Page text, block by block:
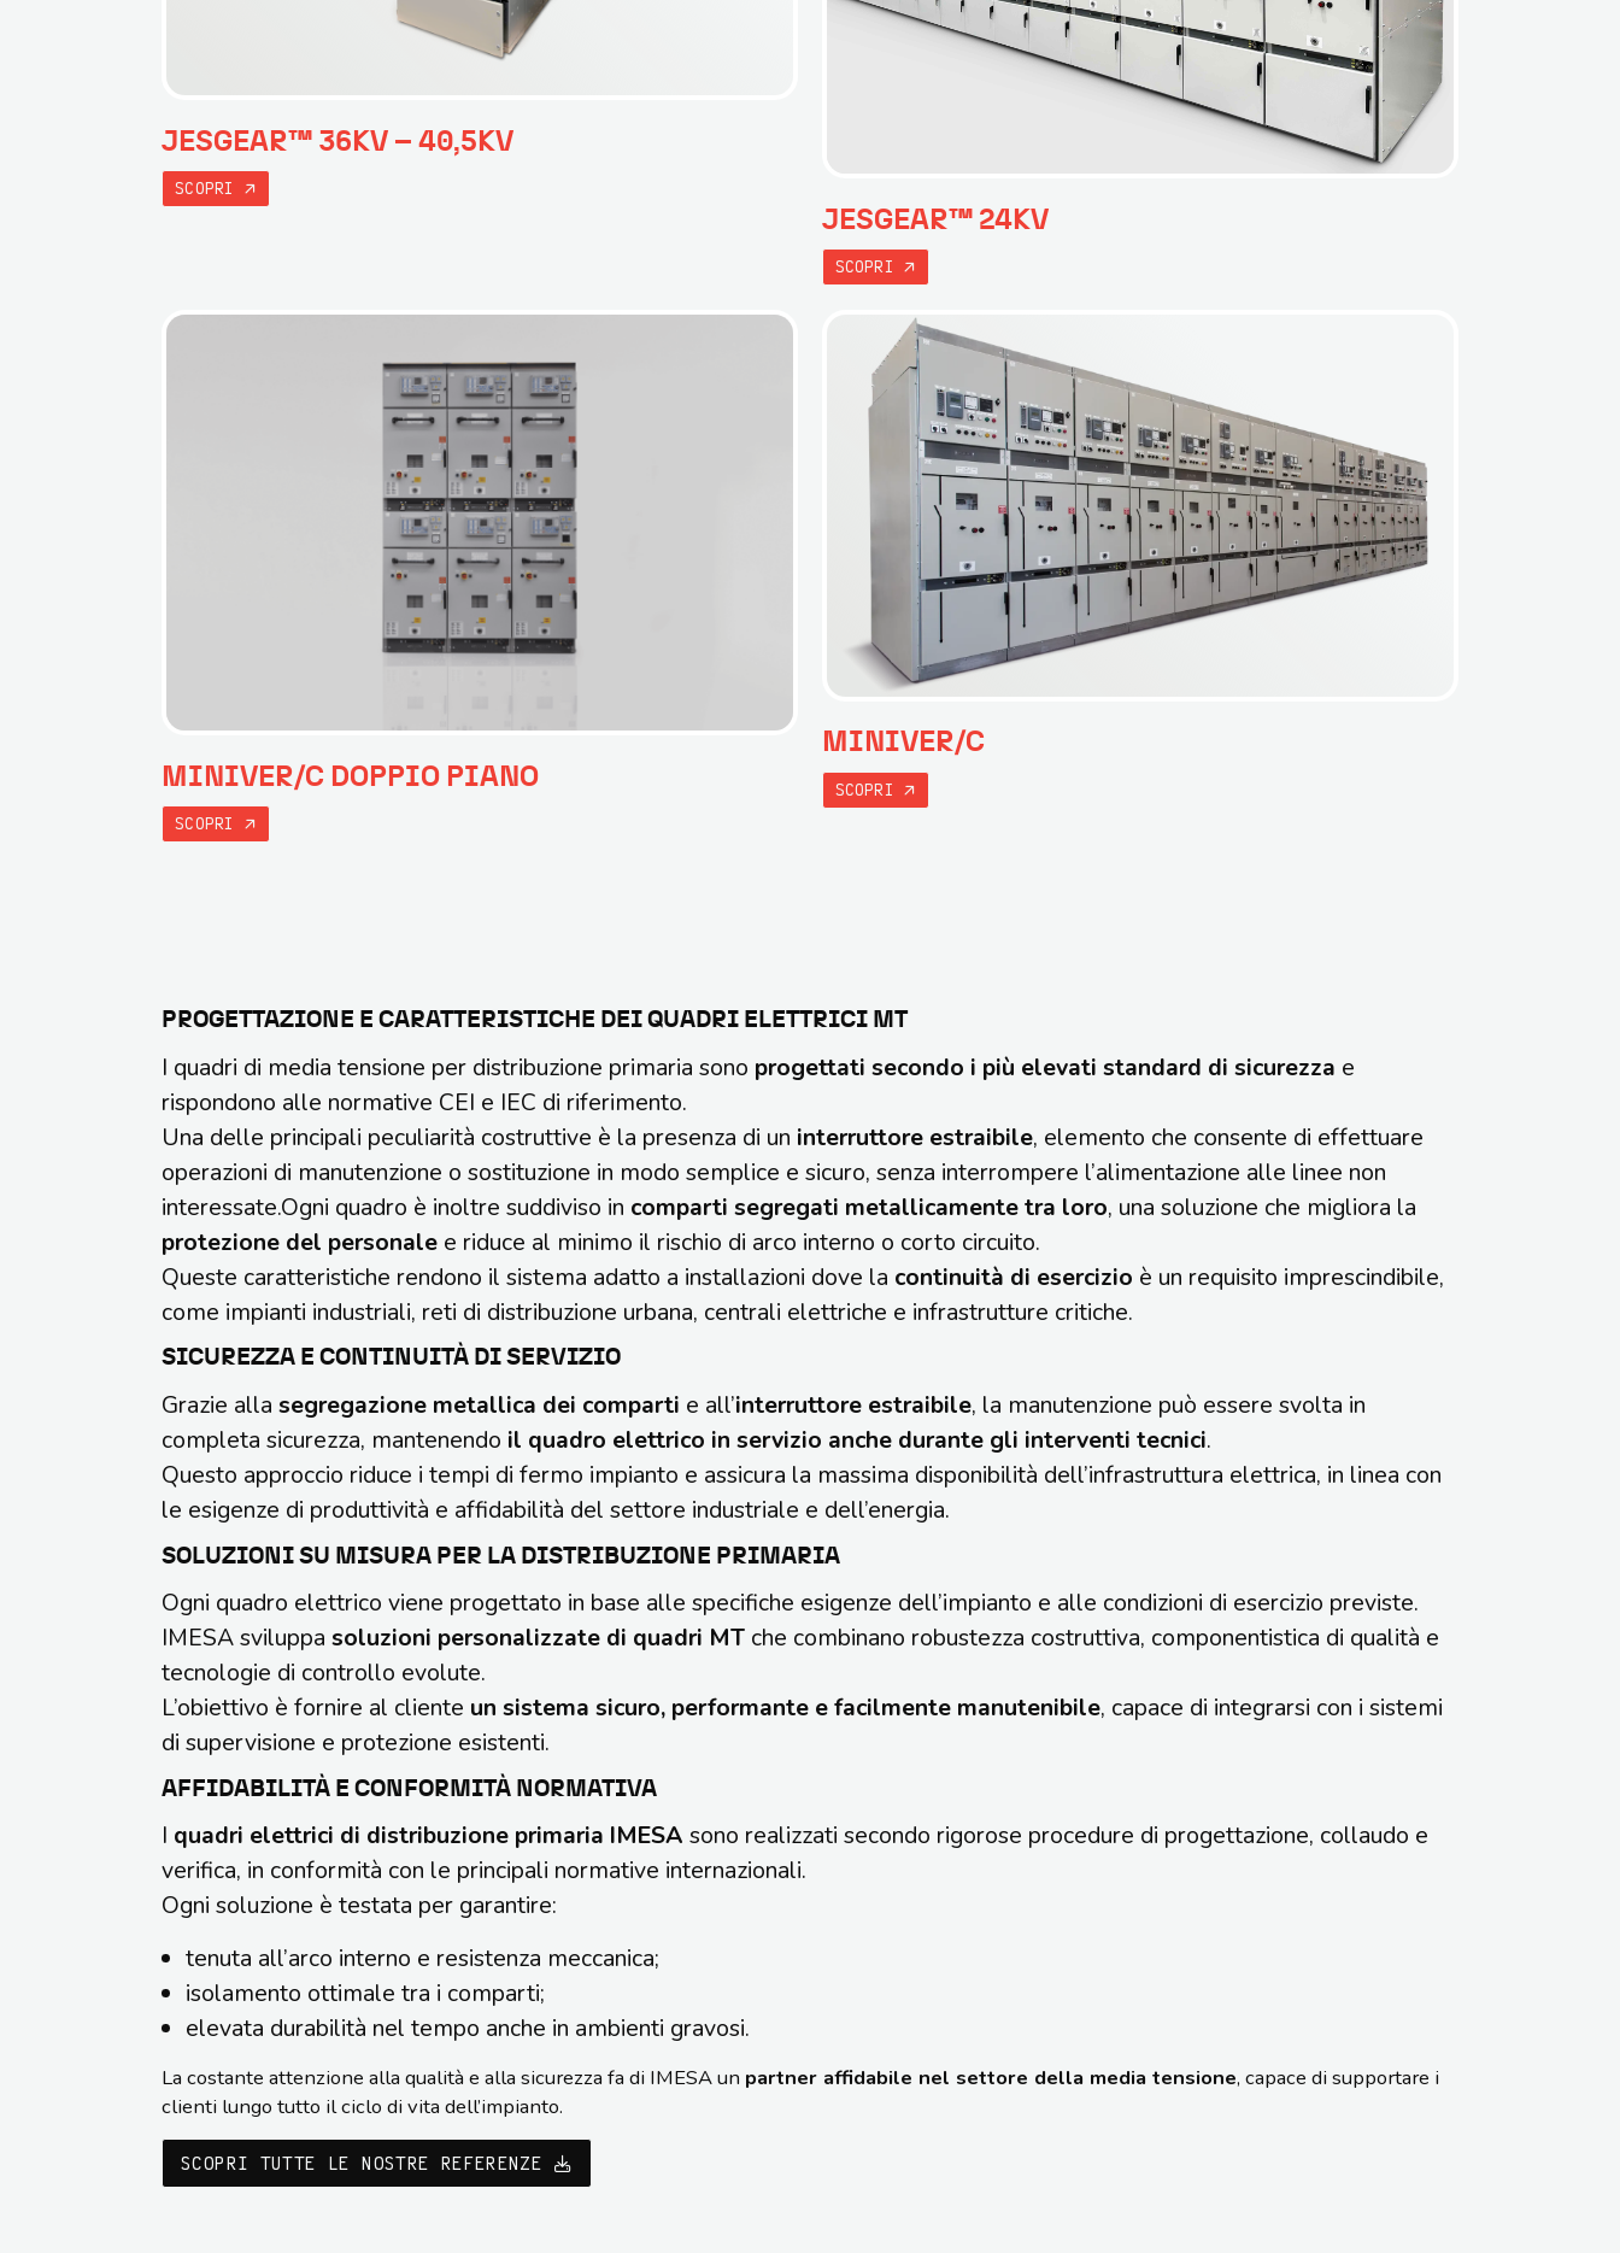
JESGEAR™ 36KV – 40,5KV
SCOPRI
JESGEAR™ 24KV
SCOPRI
MINIVER/C DOPPIO PIANO
SCOPRI
MINIVER/C
SCOPRI
PROGETTAZIONE E CARATTERISTICHE DEI QUADRI ELETTRICI MT
I quadri di media tensione per distribuzione primaria sono progettati secondo i più elevati standard di sicurezza e
rispondono alle normative CEI e IEC di riferimento.
Una delle principali peculiarità costruttive è la presenza di un interruttore estraibile, elemento che consente di effettuare
operazioni di manutenzione o sostituzione in modo semplice e sicuro, senza interrompere l’alimentazione alle linee non
interessate.Ogni quadro è inoltre suddiviso in comparti segregati metallicamente tra loro, una soluzione che migliora la
protezione del personale e riduce al minimo il rischio di arco interno o corto circuito.
Queste caratteristiche rendono il sistema adatto a installazioni dove la continuità di esercizio è un requisito imprescindibile,
come impianti industriali, reti di distribuzione urbana, centrali elettriche e infrastrutture critiche.
SICUREZZA E CONTINUITÀ DI SERVIZIO
Grazie allasegregazione metallica dei comparti e all’interruttore estraibile, la manutenzione può essere svolta in
completa sicurezza, mantenendo il quadro elettrico in servizio anche durante gli interventi tecnici.
Questo approccio riduce i tempi di fermo impianto e assicura la massima disponibilità dell’infrastruttura elettrica, in linea con
le esigenze di produttività e affidabilità del settore industriale e dell’energia.
SOLUZIONI SU MISURA PER LA DISTRIBUZIONE PRIMARIA
Ogni quadro elettrico viene progettato in base alle specifiche esigenze dell’impianto e alle condizioni di esercizio previste.
IMESA sviluppasoluzioni personalizzate di quadri MT che combinano robustezza costruttiva, componentistica di qualità e
tecnologie di controllo evolute.
L’obiettivo è fornire al cliente un sistema sicuro, performante e facilmente manutenibile, capace di integrarsi con i sistemi
di supervisione e protezione esistenti.
AFFIDABILITÀ E CONFORMITÀ NORMATIVA
I quadri elettrici di distribuzione primaria IMESA sono realizzati secondo rigorose procedure di progettazione, collaudo e
verifica, in conformità con le principali normative internazionali.
Ogni soluzione è testata per garantire:
tenuta all’arco interno e resistenza meccanica;
isolamento ottimale tra i comparti;
elevata durabilità nel tempo anche in ambienti gravosi.
La costante attenzione alla qualità e alla sicurezza fa di IMESA un partner affidabile nel settore della media tensione, capace di supportare i
clienti lungo tutto il ciclo di vita dell’impianto.
SCOPRI TUTTE LE NOSTRE REFERENZE